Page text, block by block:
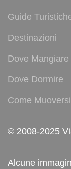
Guide
Destinazioni
Dove Mangiare
Dove Dormire
Come Muoversi
© 2008-2025
Alcune